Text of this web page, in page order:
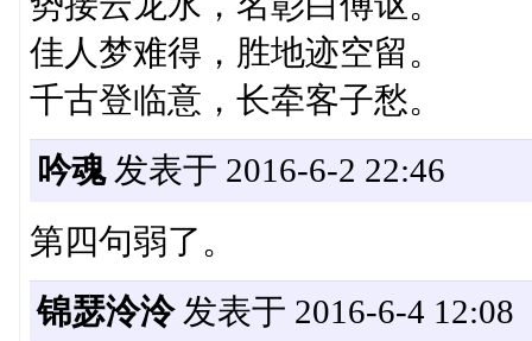
佳人梦难得，胜地迹空留。
千古登临意，长牵客子愁。
吟魂发表于 2016-6-2 22:46
第四句弱了。
锦瑟泠泠发表于 2016-6-4 12:08